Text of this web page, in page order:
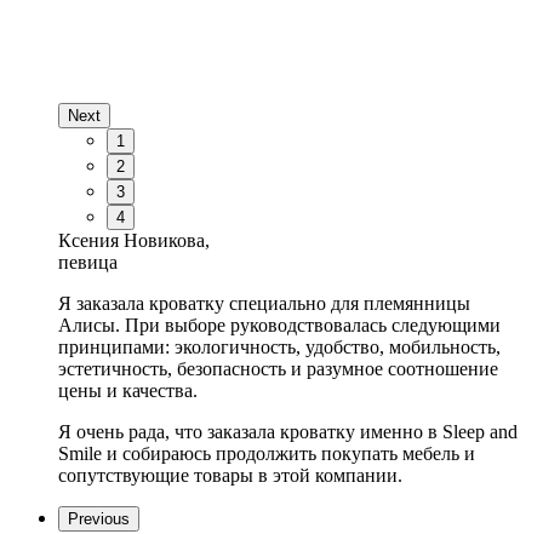
Next
1
2
3
4
Ксения Новикова,
певица
Я заказала кроватку специально для племянницы
Алисы. При выборе руководствовалась следующими
принципами: экологичность, удобство, мобильность,
эстетичность, безопасность и разумное соотношение
цены и качества.
Я очень рада, что заказала кроватку именно в Sleep and
Smile и собираюсь продолжить покупать мебель и
сопутствующие товары в этой компании.
Previous